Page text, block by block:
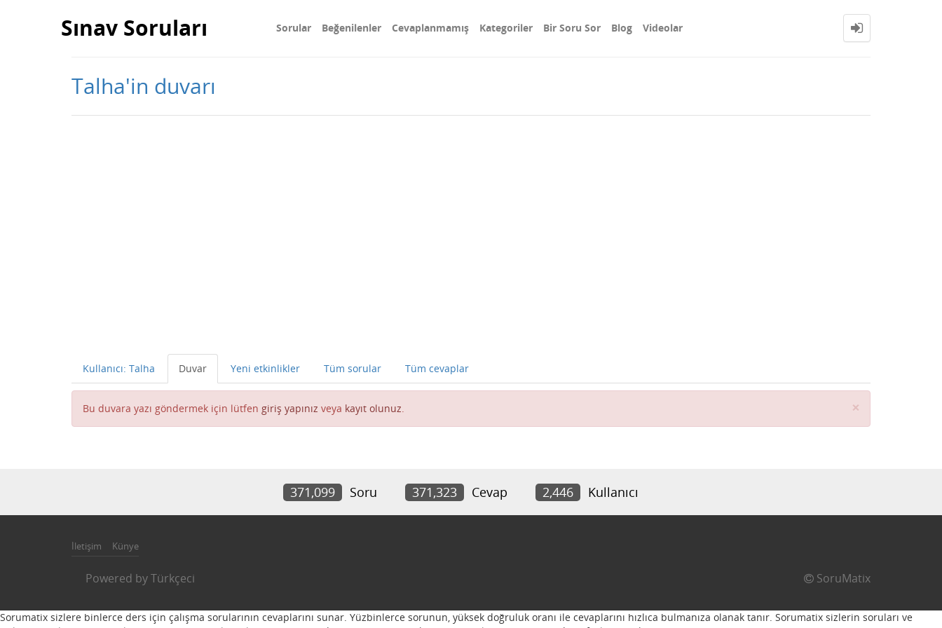
Sınav Soruları Sorular Beğenilenler Cevaplanmamış Kategoriler Bir Soru Sor Blog Videolar
Talha'in duvarı
Kullanıcı: Talha Duvar Yeni etkinlikler Tüm sorular Tüm cevaplar
Bu duvara yazı göndermek için lütfen giriş yapınız veya kayıt olunuz. ×
371,099 Soru 371,323 Cevap 2,446 Kullanıcı
İletişim Künye
Powered byTürkçeci SoruMatix
Sorumatix sizlere binlerce ders için çalışma sorularının cevaplarını sunar. Yüzbinlerce sorunun, yüksek doğruluk oranı ile cevaplarını hızlıca bulmanıza olanak tanır. Sorumatix sizlerin soruları ve